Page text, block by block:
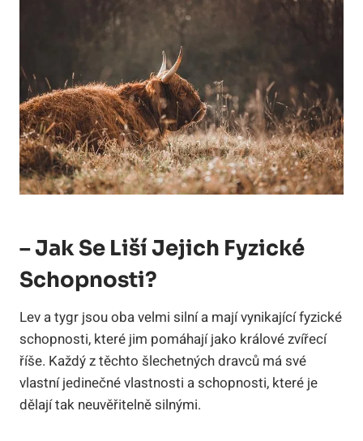
– Jak Se Liší Jejich Fyzické
Schopnosti?
Lev a tygr jsou oba velmi silní a mají vynikající fyzické
schopnosti, které jim pomáhají jako králové zvířecí
říše. Každý z těchto šlechetných dravců má své
vlastní jedinečné vlastnosti a schopnosti, které je
dělají tak neuvěřitelně silnými.